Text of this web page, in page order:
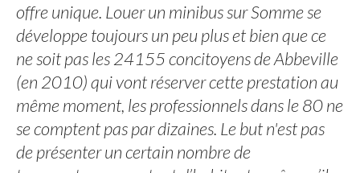
offre unique. Louer un minibus sur Somme se
développe toujours un peu plus et bien que ce
ne soit pas les 24155 concitoyens de Abbeville
(en 2010) qui vont réserver cette prestation au
même moment, les professionnels dans le 80 ne
se comptent pas par dizaines. Le but n'est pas
de présenter un certain nombre de